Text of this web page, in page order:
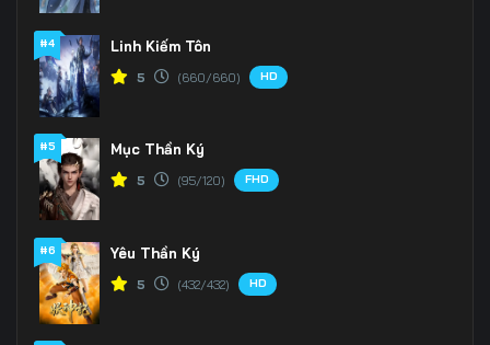
#4 Linh Kiếm Tôn
5 (660/660) HD
#5 Mục Thần Ký
5 (95/120) FHD
#6 Yêu Thần Ký
5 (432/432) HD